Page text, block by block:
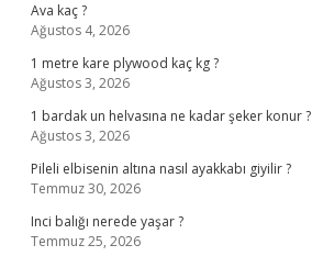
Ava kaç ?
Ağustos 4, 2026
1 metre kare plywood kaç kg ?
Ağustos 3, 2026
1 bardak un helvasına ne kadar şeker konur ?
Ağustos 3, 2026
Pileli elbisenin altına nasıl ayakkabı giyilir ?
Temmuz 30, 2026
Inci balığı nerede yaşar ?
Temmuz 25, 2026